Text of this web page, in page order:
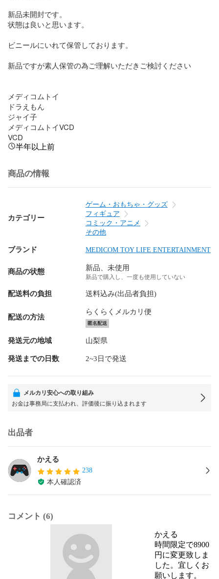
新品未開封です。
状態は良いと思います。
ビニールにいれて保管しております。
新品ですが素人保管の為ご理解いただきご検討ください
メディコムトイ
ドラえもん
ジャイ子
メディコムトイVCD
VCD
半年以上前
商品の情報
カテゴリー
ゲーム・おもちゃ・グッズ
フィギュア
コミック・アニメ
その他
ブランド MEDICOM TOY LIFE ENTERTAINMENT
商品の状態 新品、未使用
新品で購入し、一度も使用していない
配送料の負担 送料込み(出品者負担)
配送の方法
らくらくメルカリ便
匿名配送
発送元の地域 山梨県
発送までの日数 2~3日で発送
メルカリ安心への取り組み
お金は事務局に支払われ、評価後に振り込まれます
出品者
かえる
238
本人確認済
コメント (6)
かえる
時間限定で8900
円に変更致しま
した。宜しくお
願いします。